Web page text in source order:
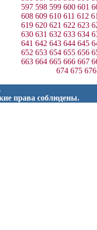
597 598 599 600 601
608 609 610 611 612
619 620 621 622 623
630 631 632 633 634
641 642 643 644 645
652 653 654 655 656
663 664 665 666 667
674 675 676
права соблюдены.